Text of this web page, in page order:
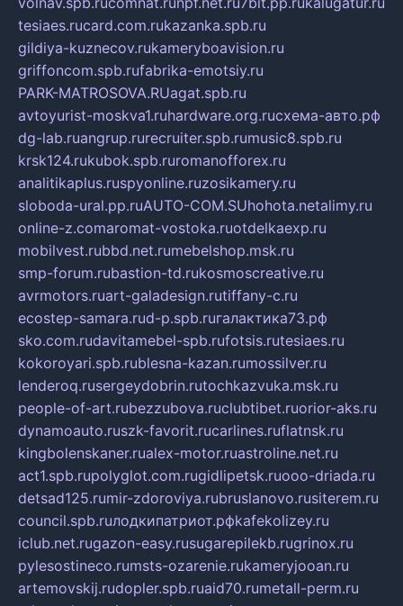
tesiaes.rucard.com.rukazanka.spb.ru
gildiya-kuznecov.rukameryboavision.ru
griffoncom.spb.rufabrika-emotsiy.ru
PARK-MATROSOVA.RUagat.spb.ru
avtoyurist-moskva1.ruhardware.org.ruсхема-авто.рф
dg-lab.ruangrup.rurecruiter.spb.rumusic8.spb.ru
krsk124.rukubok.spb.ruromanofforex.ru
analitikaplus.ruspyonline.ruzosikamery.ru
sloboda-ural.pp.ruAUTO-COM.SUhohota.netalimy.ru
online-z.comaromat-vostoka.ruotdelkaexp.ru
mobilvest.rubbd.net.rumebelshop.msk.ru
smp-forum.rubastion-td.rukosmoscreative.ru
avrmotors.ruart-galadesign.rutiffany-c.ru
ecostep-samara.rud-p.spb.ruгалактика73.рф
sko.com.rudavitamebel-spb.rufotsis.rutesiaes.ru
kokoroyari.spb.rublesna-kazan.rumossilver.ru
lenderoq.rusergeydobrin.rutochkazvuka.msk.ru
people-of-art.rubezzubova.ruclubtibet.ruorior-aks.ru
dynamoauto.ruszk-favorit.rucarlines.ruflatnsk.ru
kingbolenskaner.rualex-motor.ruastroline.net.ru
act1.spb.rupolyglot.com.rugidlipetsk.ruooo-driada.ru
detsad125.rumir-zdoroviya.rubruslanovo.rusiterem.ru
council.spb.ruлодкипатриот.рфkafekolizey.ru
iclub.net.rugazon-easy.rusugarepilekb.rugrinox.ru
pylesostineco.rumsts-ozarenie.rukameryjooan.ru
artemovskij.rudopler.spb.ruaid70.rumetall-perm.ru